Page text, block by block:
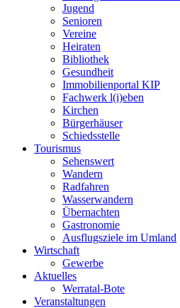
Jugend
Senioren
Vereine
Heiraten
Bibliothek
Gesundheit
Immobilienportal KIP
Fachwerk l(i)eben
Kirchen
Bürgerhäuser
Schiedsstelle
Tourismus
Sehenswert
Wandern
Radfahren
Wasserwandern
Übernachten
Gastronomie
Ausflugsziele im Umland
Wirtschaft
Gewerbe
Aktuelles
Werratal-Bote
Veranstaltungen